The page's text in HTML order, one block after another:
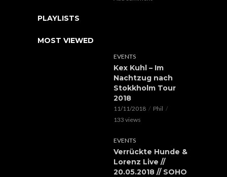
PLAYLISTS
MOST VIEWED
EVENTS
Kex Kuhl – Im
Nachtzug nach
Stokkholm Tour
2018
11/11/2018
Phil
133 views
EVENTS
Verrückte Hunde &
Lorenz Live //
20.05.2018 // SOHO